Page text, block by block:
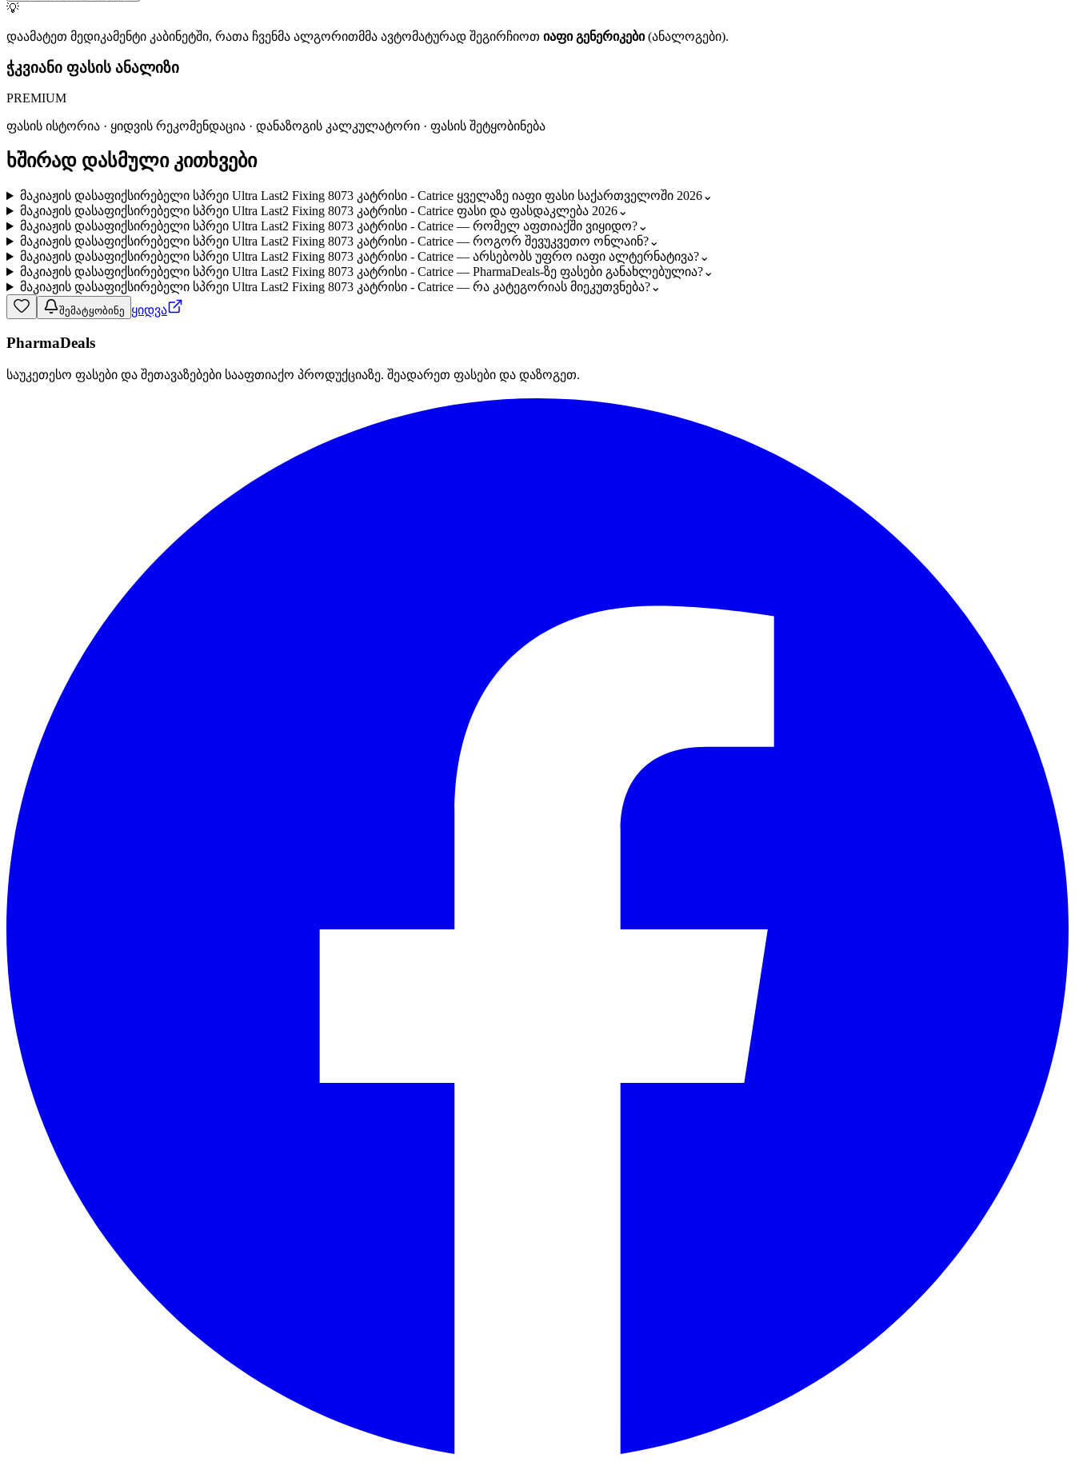
💡
დაამატეთ მედიკამენტი კაბინეტში, რათა ჩვენმა ალგორითმმა ავტომატურად შეგირჩიოთ იაფი გენერიკები(ანალოგები).
ჭკვიანი ფასის ანალიზი
PREMIUM
ფასის ისტორია · ყიდვის რეკომენდაცია · დანაზოგის კალკულატორი · ფასის შეტყობინება
ხშირად დასმული კითხვები
მაკიაჟის დასაფიქსირებელი სპრეი Ultra Last2 Fixing 8073 კატრისი - Catrice ყველაზე იაფი ფასი საქართველოში 2026⌄
მაკიაჟის დასაფიქსირებელი სპრეი Ultra Last2 Fixing 8073 კატრისი - Catrice ფასი და ფასდაკლება 2026⌄
მაკიაჟის დასაფიქსირებელი სპრეი Ultra Last2 Fixing 8073 კატრისი - Catrice — რომელ აფთიაქში ვიყიდო?⌄
მაკიაჟის დასაფიქსირებელი სპრეი Ultra Last2 Fixing 8073 კატრისი - Catrice — როგორ შევუკვეთო ონლაინ?⌄
მაკიაჟის დასაფიქსირებელი სპრეი Ultra Last2 Fixing 8073 კატრისი - Catrice — არსებობს უფრო იაფი ალტერნატივა?⌄
მაკიაჟის დასაფიქსირებელი სპრეი Ultra Last2 Fixing 8073 კატრისი - Catrice — PharmaDeals-ზე ფასები განახლებულია?⌄
მაკიაჟის დასაფიქსირებელი სპრეი Ultra Last2 Fixing 8073 კატრისი - Catrice — რა კატეგორიას მიეკუთვნება?⌄
შემატყობინე ყიდვა
PharmaDeals
საუკეთესო ფასები და შეთავაზებები სააფთიაქო პროდუქციაზე. შეადარეთ ფასები და დაზოგეთ.